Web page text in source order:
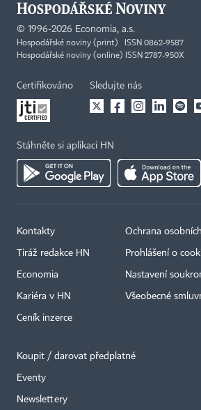
© 1996-2026 Economia, a.s.
Hospodářské noviny (print) ISSN 0862-9587
Hospodářské noviny (online) ISSN 2787-950X
Certifikováno Sledujte nás
Stáhněte si aplikaci HN
Kontakty
Tiráž redakce HN
Economia
Kariéra v HN
Ceník inzerce
Ochrana
Prohlášení o
Nastavení
Všeobecné
Koupit / darovat předplatné
Eventy
Newslettery